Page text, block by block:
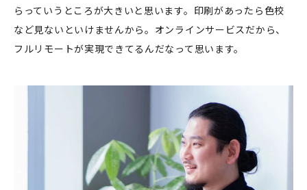
らっていうところが大きいと思います。印刷があったら色校
など見ないといけませんから。オンラインサービスだから、
フルリモートが実現できてるんだなって思います。